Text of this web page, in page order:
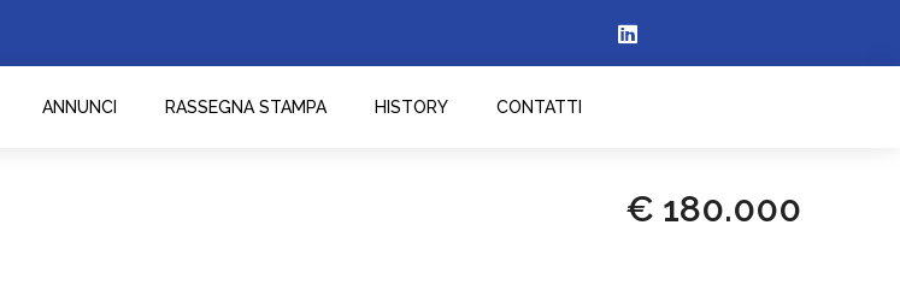
ANNUNCI RASSEGNA STAMPA HISTORY CONTATTI
€ 180.000